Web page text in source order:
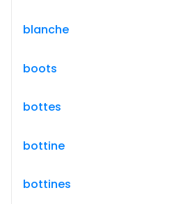
blanche
boots
bottes
bottine
bottines